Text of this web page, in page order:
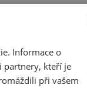
ENGLISH
Informace o
partnery, kteří je
při vašem